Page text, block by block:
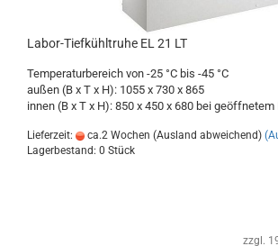
Labor-Tiefkühltruhe EL 21 LT
Temperaturbereich von -25 °C bis -45 °C
außen (B x T x H): 1055 x 730 x 865
innen (B x T x H): 850 x 450 x 680 bei
Lieferzeit: ca.2 Wochen (Ausland abweichend)
Lagerbestand: 0 Stück
zzgl.